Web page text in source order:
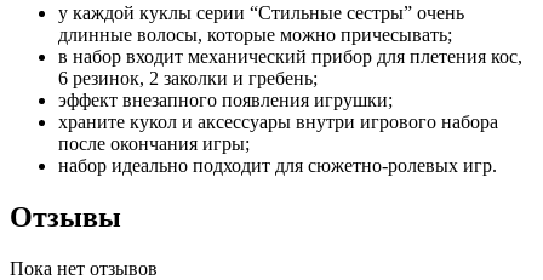
у каждой куклы серии “Стильные сестры” очень
длинные волосы, которые можно причесывать;
в набор входит механический прибор для плетения кос,
6 резинок, 2 заколки и гребень;
эффект внезапного появления игрушки;
храните кукол и аксессуары внутри игрового набора
после окончания игры;
набор идеально подходит для сюжетно-ролевых игр.
Отзывы
Пока нет отзывов